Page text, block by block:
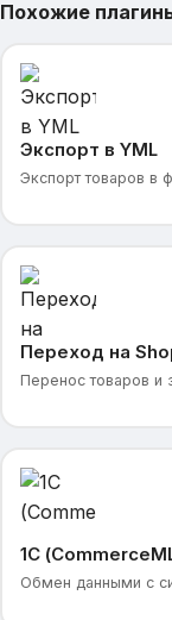
Похожие
Экспорт в YML
Экспорт товаров в
Переход на
Перенос товаров и
1С
Обмен данными с